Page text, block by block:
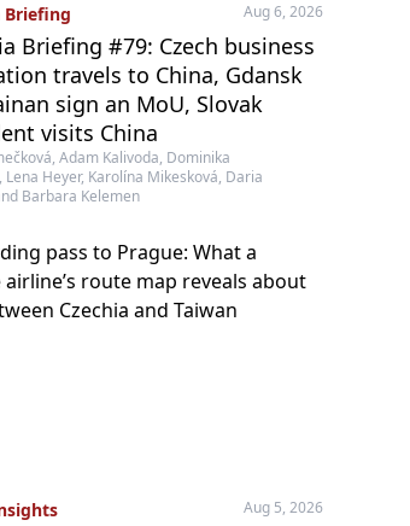
Briefing Aug 6, 2026
Briefing #79: Czech business
travels to China, Gdansk
sign an MoU, Slovak
visits China
Adam Kalivoda, Dominika
Lena Heyer, Karolína Mikesková, Daria
Barbara Kelemen
Aug 5, 2026